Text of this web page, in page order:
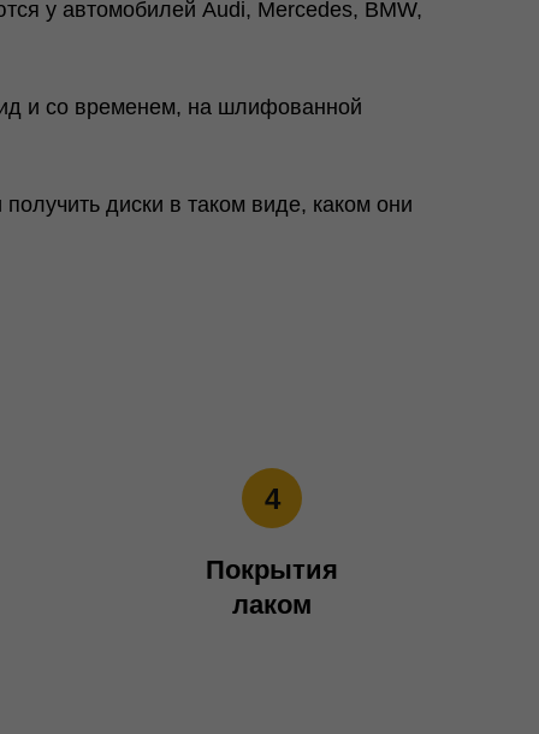
у автомобилей Audi, Mercedes, BMW,
и со временем, на шлифованной
диски в таком виде, каком они
Покрытия
лаком